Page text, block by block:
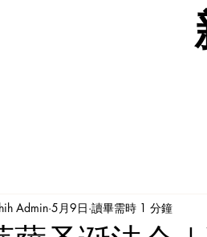
Admin 5月9日 讀畢需時 1 分鐘